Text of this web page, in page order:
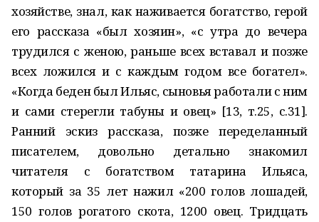
хозяйстве, знал, как наживается богатство, герой
его рассказа «был хозяин», «с утра до вечера
трудился с женою, раньше всех вставал и позже
всех ложился и с каждым годом все богател».
«Когда беден был Ильяс, сыновья работали с ним
и сами стерегли табуны и овец» [13, т.25, с.31].
Ранний эскиз рассказа, позже переделанный
писателем, довольно детально знакомил
читателя с богатством татарина Ильяса,
который за 35 лет нажил «200 голов лошадей,
150 голов рогатого скота, 1200 овец. Тридцать